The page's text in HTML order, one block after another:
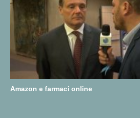
Amazon e farmaci online